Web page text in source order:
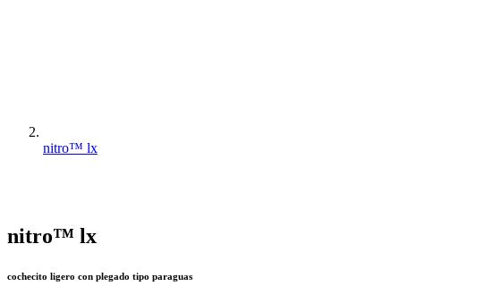
nitro™ lx
nitro™ lx
cochecito ligero con plegado tipo paraguas